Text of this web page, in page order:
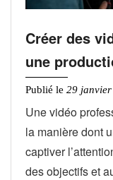
Créer des
une
Publié le 29
Une vidéo
la manière dont
captiver
des objectifs et